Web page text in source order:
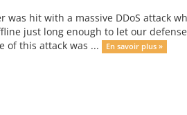
was hit with a massive DDoS attack
just long enough to let our
of this attack was ...
En savoir plus »